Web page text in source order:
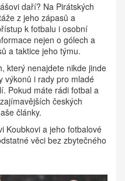
daří? Na Pirátských
z jeho zápasů a
k fotbalu i osobní
nejen o gólech a
a taktice jeho týmu.
který nenajdete nikde jinde
výkonů i rady pro mladé
Pokud máte rádi fotbal a
českých
články.
Koubkovi a jeho fotbalové
věci bez zbytečného